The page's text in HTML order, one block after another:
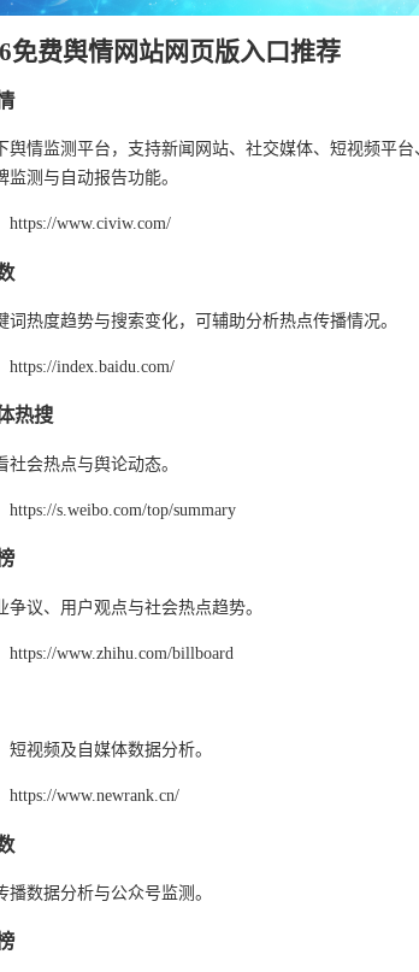
免费舆情网站网页版入口推荐
舆情监测平台，支持新闻网站、社交媒体、短视频平
监测与自动报告功能。
https://www.civiw.com/
词热度趋势与搜索变化，可辅助分析热点传播情况。
https://index.baidu.com/
热搜
社会热点与舆论动态。
https://s.weibo.com/top/summary
争议、用户观点与社会热点趋势。
https://www.zhihu.com/billboard
短视频及自媒体数据分析。
https://www.newrank.cn/
播数据分析与公众号监测。